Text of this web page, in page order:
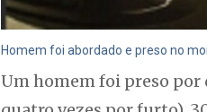
Homem foi abordado e preso no
Um homem foi preso por